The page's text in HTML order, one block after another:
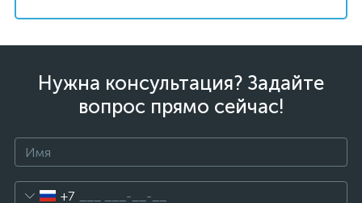
Нужна консультация? Задайте
вопрос прямо сейчас!
+7